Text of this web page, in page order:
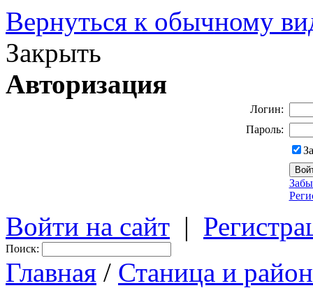
Вернуться к обычному
Закрыть
Авторизация
Логин:
Пароль:
Войти на сайт |
Поиск:
Главная / Станица и район